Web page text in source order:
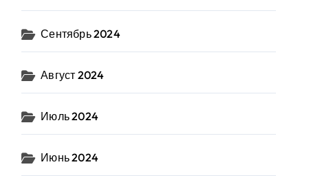
Сентябрь 2024
Август 2024
Июль 2024
Июнь 2024